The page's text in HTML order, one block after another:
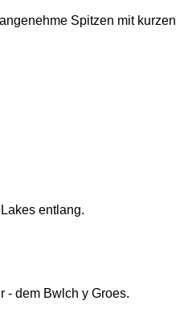
Spitzen mit kurzen
entlang.
- dem Bwlch y Groes.